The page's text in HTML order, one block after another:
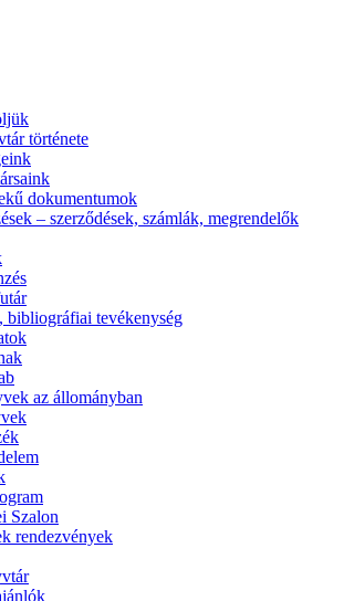
története
dokumentumok
– szerződések, számlák, megrendelők
bibliográfiai tevékenység
az állományban
Szalon
rendezvények